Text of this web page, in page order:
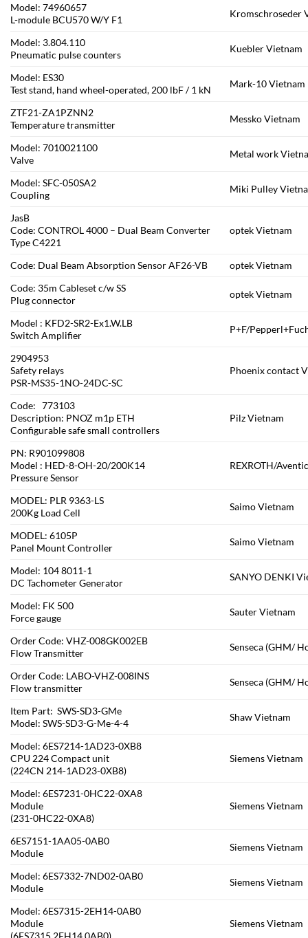
Model: 74960657
L-module BCU570 W/Y F1
Kromschroseder
Model: 3.804.110
Pneumatic pulse counters
Kuebler Vietnam
Model: ES30
Test stand, hand wheel-operated, 200 lbF / 1 kN
Mark-10 Vietnam
ZTF21-ZA1PZNN2
Temperature transmitter
Messko Vietnam
Model: 7010021100
Valve
Metal work
Model: SFC-050SA2
Coupling
Miki Pulley
JasB
Code: CONTROL 4000 – Dual Beam Converter
Type C4221
optek Vietnam
Code: Dual Beam Absorption Sensor AF26-VB
optek Vietnam
Code: 35m Cableset c/w SS
Plug connector
optek Vietnam
Model : KFD2-SR2-Ex1.W.LB
Switch Amplifier
P+F/
2904953
Safety relays
PSR-MS35-1NO-24DC-SC
Phoenix contact
Code: 773103
Description: PNOZ m1p ETH
Configurable safe small controllers
Pilz Vietnam
PN: R901099808
Model : HED-8-OH-20/200K14
Pressure Sensor
REXROTH/
MODEL: PLR 9363-LS
200Kg Load Cell
Saimo Vietnam
MODEL: 6105P
Panel Mount Controller
Saimo Vietnam
Model: 104 8011-1
DC Tachometer Generator
SANYO DENKI
Model: FK 500
Force gauge
Sauter Vietnam
Order Code: VHZ-008GK002EB
Flow Transmitter
Senseca (GHM/
Order Code: LABO-VHZ-008INS
Flow transmitter
Senseca (GHM/
Item Part: SWS-SD3-GMe
Model: SWS-SD3-G-Me-4-4
Shaw Vietnam
Model: 6ES7214-1AD23-0XB8
CPU 224 Compact unit
(224CN 214-1AD23-0XB8)
Siemens Vietnam
Model: 6ES7231-0HC22-0XA8
Module
(231-0HC22-0XA8)
Siemens Vietnam
6ES7151-1AA05-0AB0
Module
Siemens Vietnam
Model: 6ES7332-7ND02-0AB0
Module
Siemens Vietnam
Model: 6ES7315-2EH14-0AB0
Module
(6ES7315 2EH14 0AB0)
Siemens Vietnam